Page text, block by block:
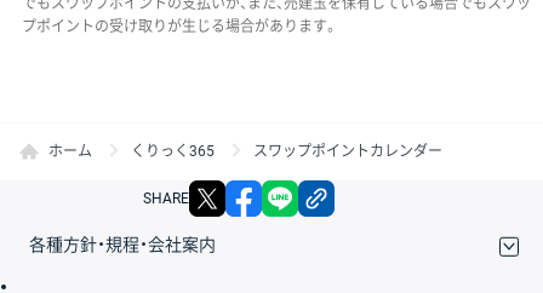
プポイントの受け取りが生じる場合があります。
ホーム くりっく365 スワップポイントカレンダー
SHARE X facebook
各種方針・規程・会社案内